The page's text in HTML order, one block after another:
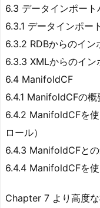
6.3 データインポート
6.3.1 データインポー
6.3.2 RDBからのイン
6.3.3 XMLからのイン
6.4 ManifoldCF
6.4.1 ManifoldCFの
6.4.2 ManifoldCFを
ロール）
6.4.3 ManifoldCFと
6.4.4 ManifoldCFを
Chapter 7 より高度